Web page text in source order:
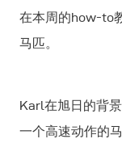
在本周的how-to
马匹。
Karl在旭日的背
一个高速动作的